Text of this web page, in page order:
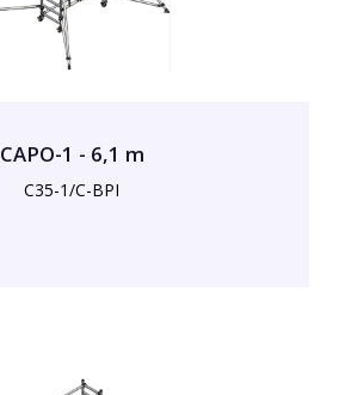
CAPO-1 - 6,1 m
C35-1/C-BPI